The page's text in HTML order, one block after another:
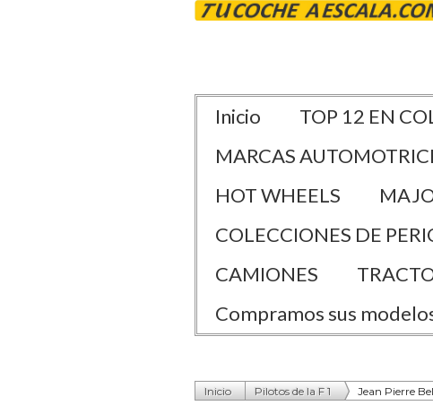
Inicio TOP 12 EN
MARCAS
HOT WHEELS
COLECCIONES DE
CAMIONES
Compramos sus
Inicio Pilotos de la F 1 Jean Pierre